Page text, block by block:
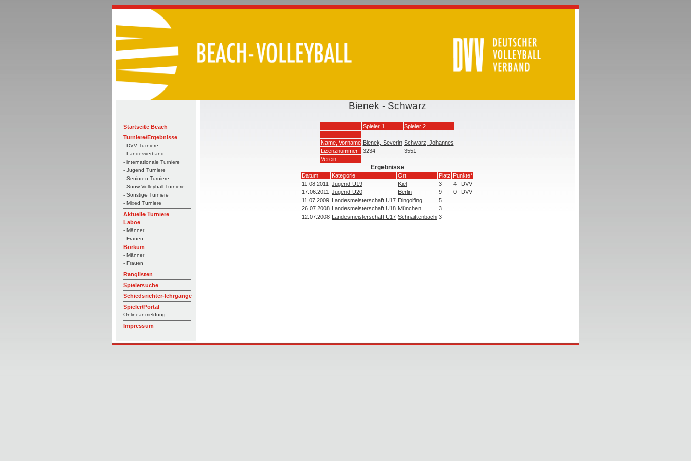
Startseite Beach
Turniere/Ergebnisse
- DVV Turniere
- Landesverband
- internationale Turniere
- Jugend Turniere
- Senioren Turniere
- Snow-Volleyball Turniere
- Sonstige Turniere
- Mixed Turniere
Aktuelle Turniere
Laboe
- Männer
- Frauen
Borkum
- Männer
- Frauen
Ranglisten
Spielersuche
Schiedsrichter-lehrgänge
Spieler/Portal
Onlineanmeldung
Impressum
Bienek - Schwarz
Spieler 1 Spieler 2
Name, Vorname Bienek, Severin Schwarz, Johannes
Lizenznummer
3234
3551
Verein
Ergebnisse
Datum Kategorie Ort Platz Punkte*
11.08.2011
Jugend-U19 Kiel 3 4
DVV
17.06.2011 Jugend-U20 Berlin 9 0
DVV
11.07.2009 Landesmeisterschaft U17 Dingolfing
5
26.07.2008 Landesmeisterschaft U18 München
3
12.07.2008 Landesmeisterschaft U17 Schnaittenbach 3